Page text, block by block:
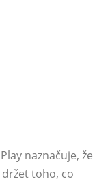
naznačuje, že
toho, co